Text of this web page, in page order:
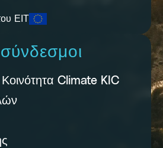
ΕΙΤ
Κοινότητα Climate KIC